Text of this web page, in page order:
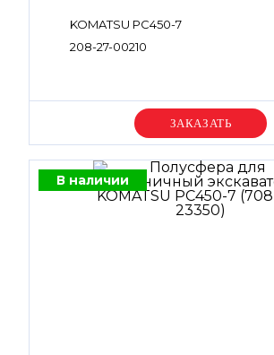
KOMATSU PC450-7
208-27-00210
Уточняйте цену
В наличии